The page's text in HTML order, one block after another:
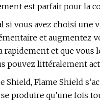
est parfait pour la
si vous avez choisi une
et augmentez
rapidement et que vous
pouvez littéralement
Shield, Flame Shield
produire qu’une fois